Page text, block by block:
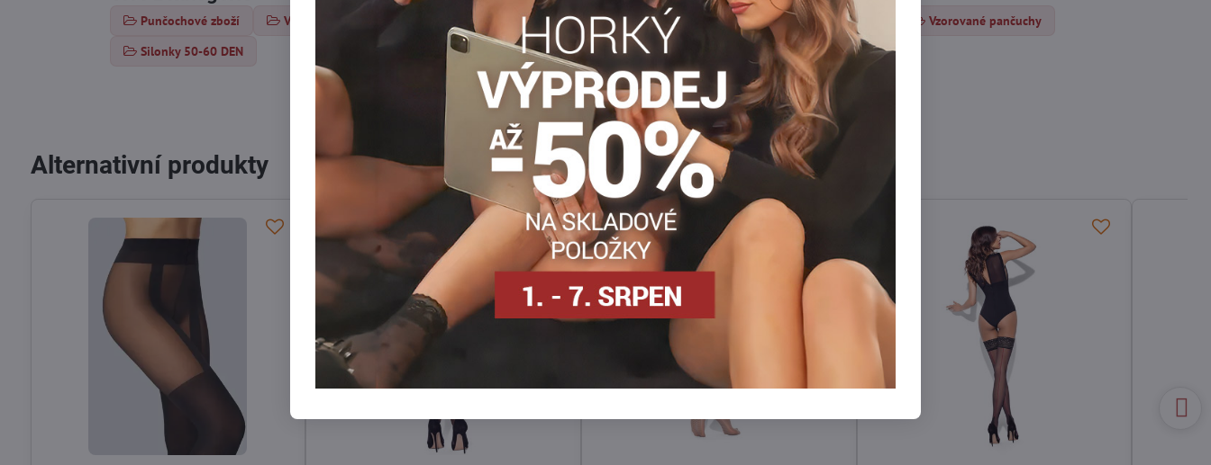
Punčochové zboží Vzorované punčochy Hrubé punčochy Punčocháče 50-60 DEN Dámské punčocháče DEN
Vzorované pančuchy
Silonky 50-60 DEN
FacebookTwitterBluesky PinterestReddit LinkedInWhatsApp
E-
mail
Alternativní produkty